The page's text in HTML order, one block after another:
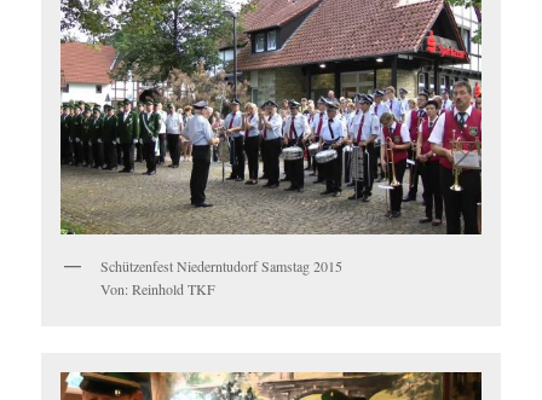
Schützenfest Niederntudorf Samstag 2015
Von: Reinhold TKF